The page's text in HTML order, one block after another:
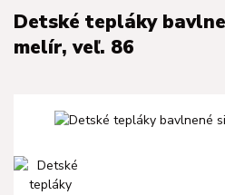
Detské tepláky
melír, veľ. 86